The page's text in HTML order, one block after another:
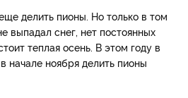
делить пионы. Но только в том
выпадал снег, нет постоянных
теплая осень. В этом году в
начале ноября делить пионы